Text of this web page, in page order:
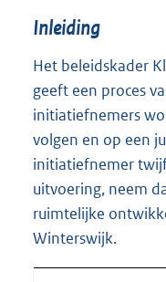
Inleiding
Het beleidskader
geeft een proces
initiatiefnemers
volgen en op een
initiatiefnemer
uitvoering, neem
ruimtelijke
Winterswijk.